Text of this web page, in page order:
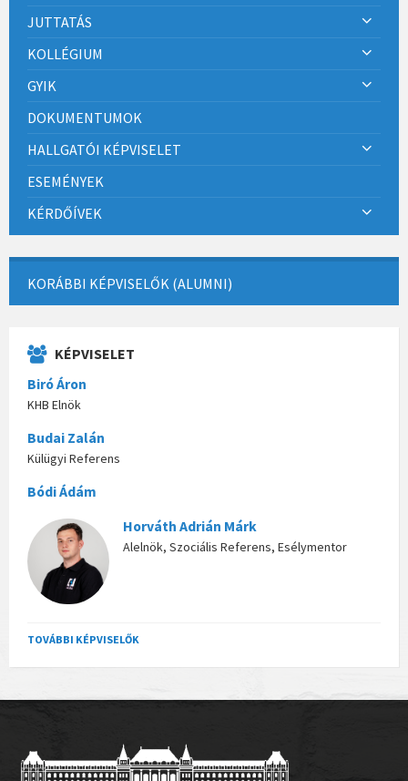
JUTTATÁS
KOLLÉGIUM
GYIK
DOKUMENTUMOK
HALLGATÓI KÉPVISELET
ESEMÉNYEK
KÉRDŐÍVEK
KORÁBBI KÉPVISELŐK (ALUMNI)
KÉPVISELET
Biró Áron
KHB Elnök
Budai Zalán
Külügyi Referens
Bódi Ádám
Horváth Adrián Márk
Alelnök, Szociális Referens, Esélymentor
TOVÁBBI KÉPVISELŐK